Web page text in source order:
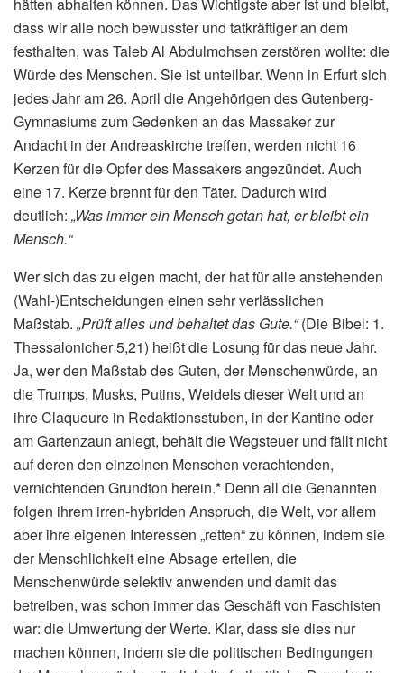
dass wir alle noch bewusster und tatkräftiger an dem
festhalten, was Taleb Al Abdulmohsen zerstören wollte: die
Würde des Menschen. Sie ist unteilbar. Wenn in Erfurt sich
jedes Jahr am 26. April die Angehörigen des Gutenberg-
Gymnasiums zum Gedenken an das Massaker zur
Andacht in der Andreaskirche treffen, werden nicht 16
Kerzen für die Opfer des Massakers angezündet. Auch
eine 17. Kerze brennt für den Täter. Dadurch wird
deutlich: „Was immer ein Mensch getan hat, er bleibt ein
Mensch.“
Wer sich das zu eigen macht, der hat für alle anstehenden
(Wahl-)Entscheidungen einen sehr verlässlichen
Maßstab. „Prüft alles und behaltet das Gute.“(Die Bibel: 1.
Thessalonicher 5,21) heißt die Losung für das neue Jahr.
Ja, wer den Maßstab des Guten, der Menschenwürde, an
die Trumps, Musks, Putins, Weidels dieser Welt und an
ihre Claqueure in Redaktionsstuben, in der Kantine oder
am Gartenzaun anlegt, behält die Wegsteuer und fällt nicht
auf deren den einzelnen Menschen verachtenden,
vernichtenden Grundton herein.* Denn all die Genannten
folgen ihrem irren-hybriden Anspruch, die Welt, vor allem
aber ihre eigenen Interessen „retten“ zu können, indem sie
der Menschlichkeit eine Absage erteilen, die
Menschenwürde selektiv anwenden und damit das
betreiben, was schon immer das Geschäft von Faschisten
war: die Umwertung der Werte. Klar, dass sie dies nur
machen können, indem sie die politischen Bedingungen